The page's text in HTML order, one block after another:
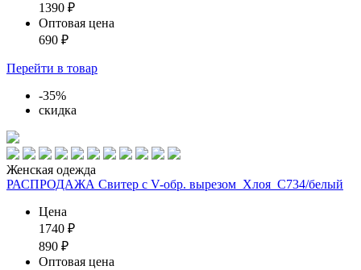
1390 ₽
Оптовая цена
690 ₽
Перейти в товар
-35%
скидка
Женская одежда
РАСПРОДАЖА Свитер с V-обр. вырезом_Хлоя_С734/белый
Цена
1740 ₽
890 ₽
Оптовая цена